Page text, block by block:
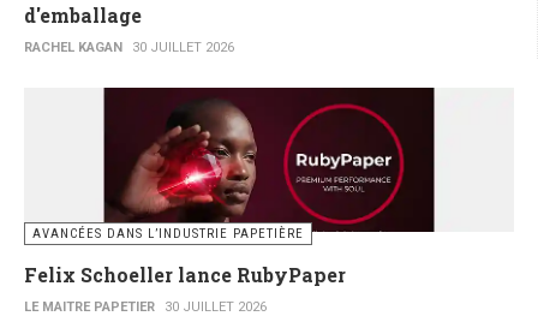
d'emballage
RACHEL KAGAN 30 JUILLET 2026
AVANCÉES DANS L’INDUSTRIE PAPETIÈRE
Felix Schoeller lance RubyPaper
LE MAITRE PAPETIER 30 JUILLET 2026